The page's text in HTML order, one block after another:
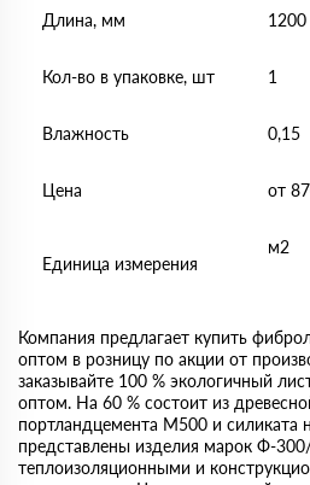
Длина, мм
Кол-во в упаковке, шт
Влажность
Цена
Единица измерения
1200
1
0,15
от
м2
Компания предлагает купить
оптом в розницу по акции от
заказывайте 100 % экологичный
оптом. На 60 % состоит из
портландцемента М500 и силиката
представлены изделия марок Ф-
теплоизоляционными и